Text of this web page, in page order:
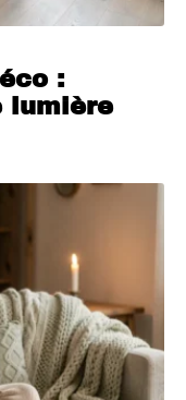
:
lumière